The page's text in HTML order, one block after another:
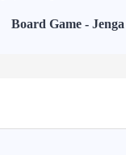
Board Game - Jenga